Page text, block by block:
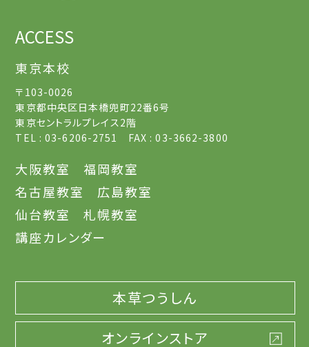
ACCESS
東京本校
〒103-0026
東京都中央区日本橋兜町22番6号
東京セントラルプレイス2階
TEL : 03-6206-2751 FAX : 03-3662-3800
大阪教室
福岡教室
名古屋教室
広島教室
仙台教室
札幌教室
講座カレンダー
本草つうしん
オンラインストア